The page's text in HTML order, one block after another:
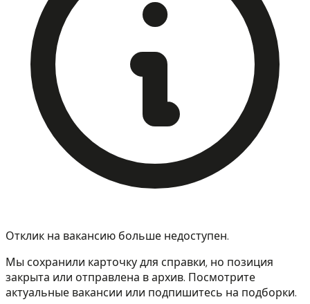
Отклик на вакансию больше недоступен.
Мы сохранили карточку для справки, но позиция
закрыта или отправлена в архив. Посмотрите
актуальные вакансии или подпишитесь на подборки.